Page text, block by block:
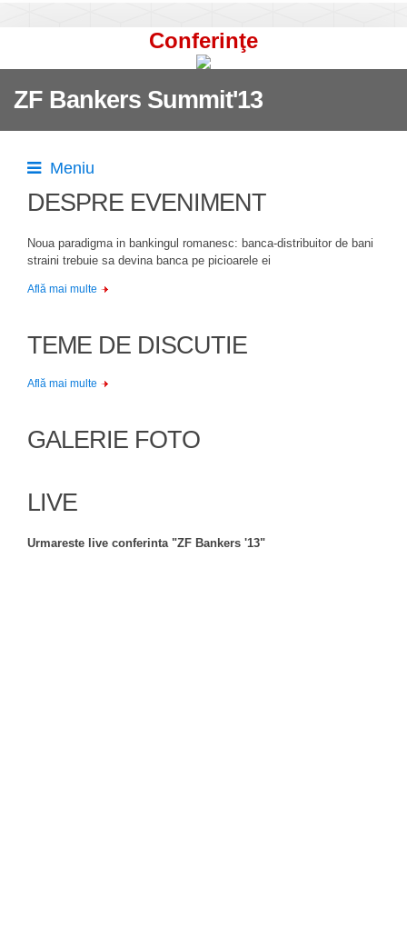
Conferinţe
ZF Bankers Summit'13
Meniu
DESPRE EVENIMENT
Noua paradigma in bankingul romanesc: banca-distribuitor de bani
straini trebuie sa devina banca pe picioarele ei
Află mai multe
TEME DE DISCUTIE
Află mai multe
GALERIE FOTO
LIVE
Urmareste live conferinta "ZF Bankers '13"